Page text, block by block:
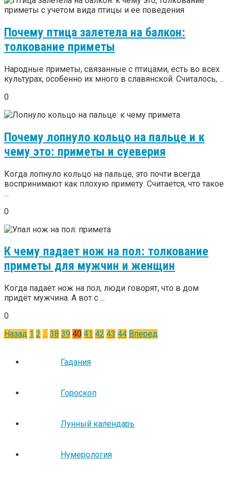
Почему птица залетела на балкон:
толкование приметы
Народные приметы, связанные с птицами, есть во всех
культурах, особенно их много в славянской. Считалось, ...
0
Почему лопнуло кольцо на пальце и к
чему это: приметы и суеверия
Когда лопнуло кольцо на пальце, это почти всегда
воспринимают как плохую примету. Считается, что такое
...
0
К чему падает нож на пол: толкование
приметы для мужчин и женщин
Когда падает нож на пол, люди говорят, что в дом
придёт мужчина. А вот с ...
0
Пагинация
Назад 1 2 … 38 39 40 41 42 43 44 Вперед
Гадания
Гороскоп
Лунный календарь
Нумерология